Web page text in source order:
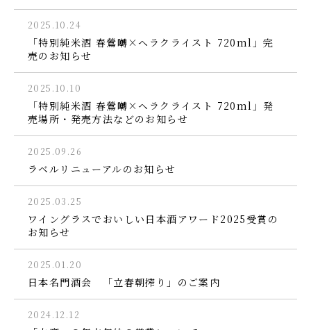
2025.10.24
「特別純米酒 春鶯囀×ヘラクライスト 720ml」完
売のお知らせ
2025.10.10
「特別純米酒 春鶯囀×ヘラクライスト 720ml」発
売場所・発売方法などのお知らせ
2025.09.26
ラベルリニューアルのお知らせ
2025.03.25
ワイングラスでおいしい日本酒アワード2025受賞の
お知らせ
2025.01.20
日本名門酒会 「立春朝搾り」のご案内
2024.12.12